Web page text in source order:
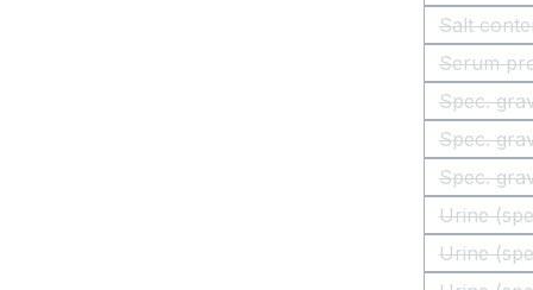
Salt
Serum
Spec.
Spec.
Spec.
Urine
Urine